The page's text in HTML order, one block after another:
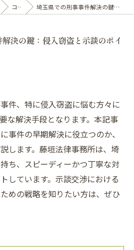
コラム 埼玉県での刑事事件解決の鍵：侵入窃盗と示談のポイント
決の鍵：侵入窃盗と示談のポイ
件、特に侵入窃盗に悩む方々に
な解決手段となります。本記事
事件の早期解決に役立つのか、
します。藤垣法律事務所は、埼
ち、スピーディーかつ丁寧な対
しています。示談交渉における
めの戦略を知りたい方は、ぜひ